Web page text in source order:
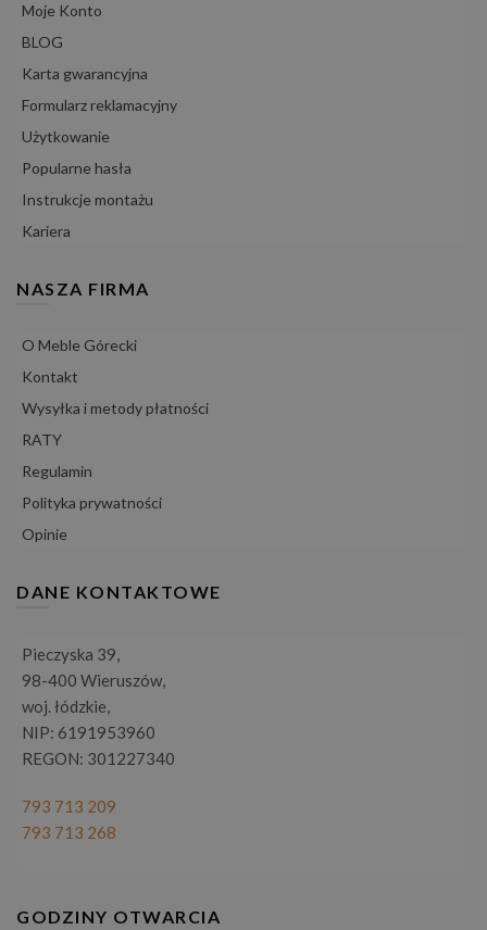
Moje Konto
BLOG
Karta gwarancyjna
Formularz reklamacyjny
Użytkowanie
Popularne hasła
Instrukcje montażu
Kariera
NASZA FIRMA
O Meble Górecki
Kontakt
Wysyłka i metody płatności
RATY
Regulamin
Polityka prywatności
Opinie
DANE KONTAKTOWE
Pieczyska 39,
98-400 Wieruszów,
woj. łódzkie,
NIP: 6191953960
REGON: 301227340
793 713 209
793 713 268
GODZINY OTWARCIA